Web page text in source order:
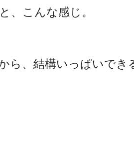
、こんな感じ。
ら、結構いっぱいでき